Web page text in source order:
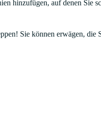
hinzufügen, auf denen Sie
Sie können erwägen, die